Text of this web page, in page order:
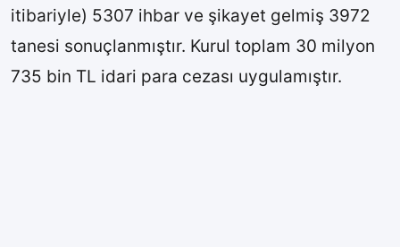
itibariyle) 5307 ihbar ve şikayet gelmiş 3972
tanesi sonuçlanmıştır. Kurul toplam 30 milyon
735 bin TL idari para cezası uygulamıştır.